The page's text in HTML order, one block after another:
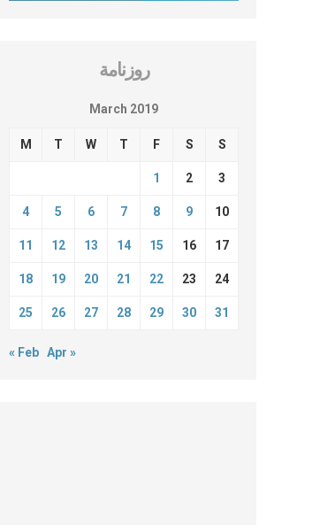
روزنامة
March 2019
M T W T F S S
1 2 3
4 5 6 7 8 9 10
11 12 13 14 15 16 17
18 19 20 21 22 23 24
25 26 27 28 29 30 31
« Feb Apr »